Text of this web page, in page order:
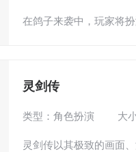
在鸽子来袭中，玩家将
灵剑传
类型：角色扮演 大
灵剑传以其极致的画面